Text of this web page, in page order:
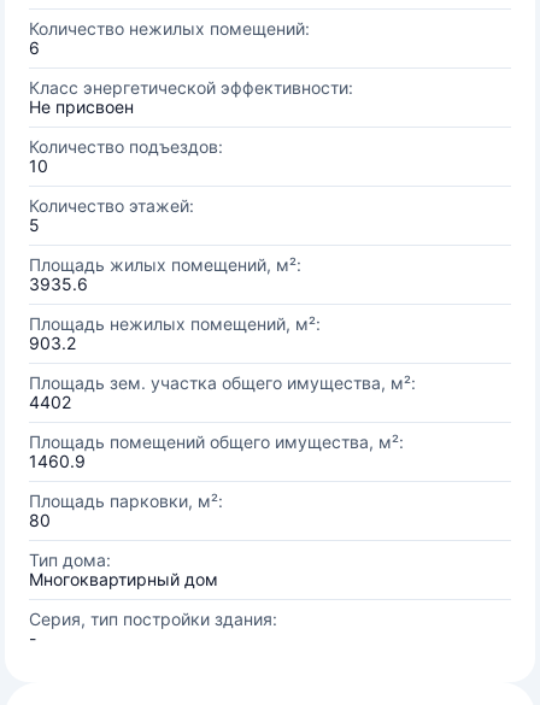
Количество нежилых помещений:
6
Класс энергетической эффективности:
Не присвоен
Количество подъездов:
10
Количество этажей:
5
Площадь жилых помещений, м²:
3935.6
Площадь нежилых помещений, м²:
903.2
Площадь зем. участка общего имущества, м²:
4402
Площадь помещений общего имущества, м²:
1460.9
Площадь парковки, м²:
80
Тип дома:
Многоквартирный дом
Серия, тип постройки здания:
-